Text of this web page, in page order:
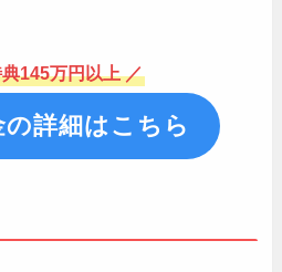
145万円以上 ／
の詳細はこちら